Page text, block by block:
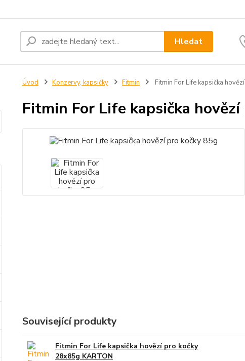
Hledat
Úvod Konzervy, kapsičky Fitmin Fitmin For Life kapsička
Fitmin For Life kapsička
Související produkty
Fitmin For Life kapsička hovězí pro kočky
28x85g KARTON